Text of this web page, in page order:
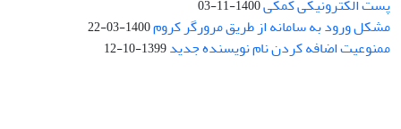
1400-11-03
مشکل ورود به سامانه از طریق مرورگر کروم1400-03-22
ممنوعیت اضافه کردن نام نویسنده جدید1399-10-12